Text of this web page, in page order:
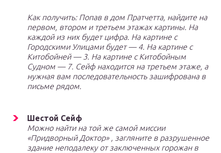
Как получить: Попав в дом Пратчетта, найдите на
первом, втором и третьем этажах картины. На
каждой из них будет цифра. На картине с
Городскими Улицами будет — 4. На картине с
Китобойней — 3. На картине с Китобойным
Судном — 7. Сейф находится на третьем этаже, а
нужная вам последовательность зашифрована в
письме рядом.
Шестой Сейф
Можно найти на той же самой миссии
«Придворный Доктор» , загляните в разрушенное
здание неподалеку от заключенных горожан в